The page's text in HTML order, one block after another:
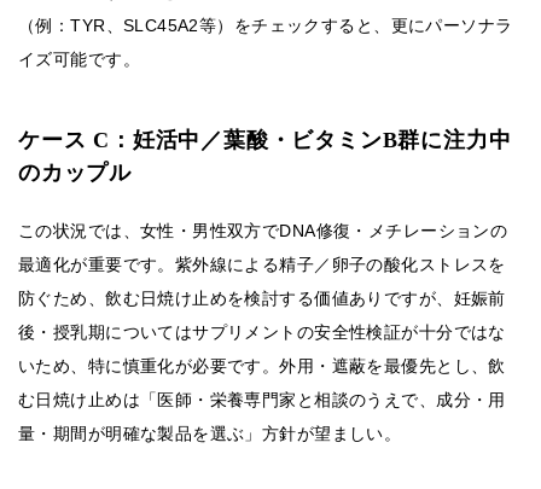
（例：TYR、SLC45A2等）をチェックすると、更にパーソナラ
イズ可能です。
ケース C：妊活中／葉酸・ビタミンB群に注力中
のカップル
この状況では、女性・男性双方でDNA修復・メチレーションの
最適化が重要です。紫外線による精子／卵子の酸化ストレスを
防ぐため、飲む日焼け止めを検討する価値ありですが、妊娠前
後・授乳期についてはサプリメントの安全性検証が十分ではな
いため、特に慎重化が必要です。外用・遮蔽を最優先とし、飲
む日焼け止めは「医師・栄養専門家と相談のうえで、成分・用
量・期間が明確な製品を選ぶ」方針が望ましい。